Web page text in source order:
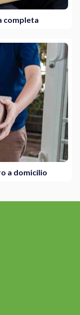
completa
a domicilio